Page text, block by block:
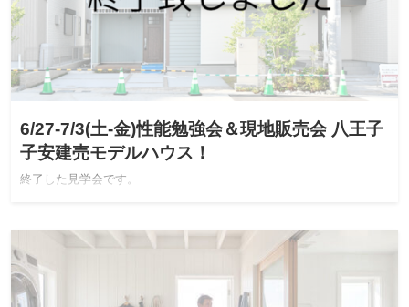
6/27-7/3(土-金)性能勉強会＆現地販売会 八王子
子安建売モデルハウス！
終了した見学会です。